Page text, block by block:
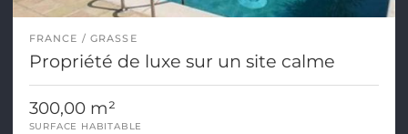
FRANCE GRASSE
Propriété de luxe sur un site calme
300,00 m²
SURFACE HABITABLE